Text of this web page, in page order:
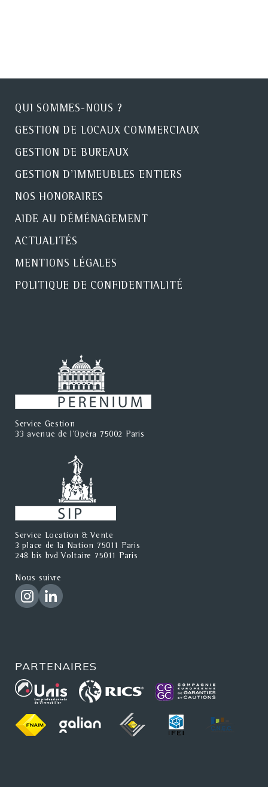
QUI SOMMES-NOUS ?
GESTION DE LOCAUX COMMERCIAUX
GESTION DE BUREAUX
GESTION D'IMMEUBLES ENTIERS
NOS HONORAIRES
AIDE AU DÉMÉNAGEMENT
ACTUALITÉS
MENTIONS LÉGALES
POLITIQUE DE CONFIDENTIALITÉ
Service Gestion
33 avenue de l'Opéra 75002 Paris
Service Location & Vente
3 place de la Nation 75011 Paris
248 bis bvd Voltaire 75011 Paris
Nous suivre
PARTENAIRES